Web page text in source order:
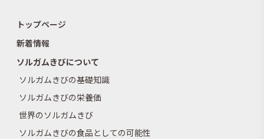
トップページ
新着情報
ソルガムきびについて
ソルガムきびの基礎知識
ソルガムきびの栄養価
世界のソルガムきび
ソルガムきびの食品としての可能性